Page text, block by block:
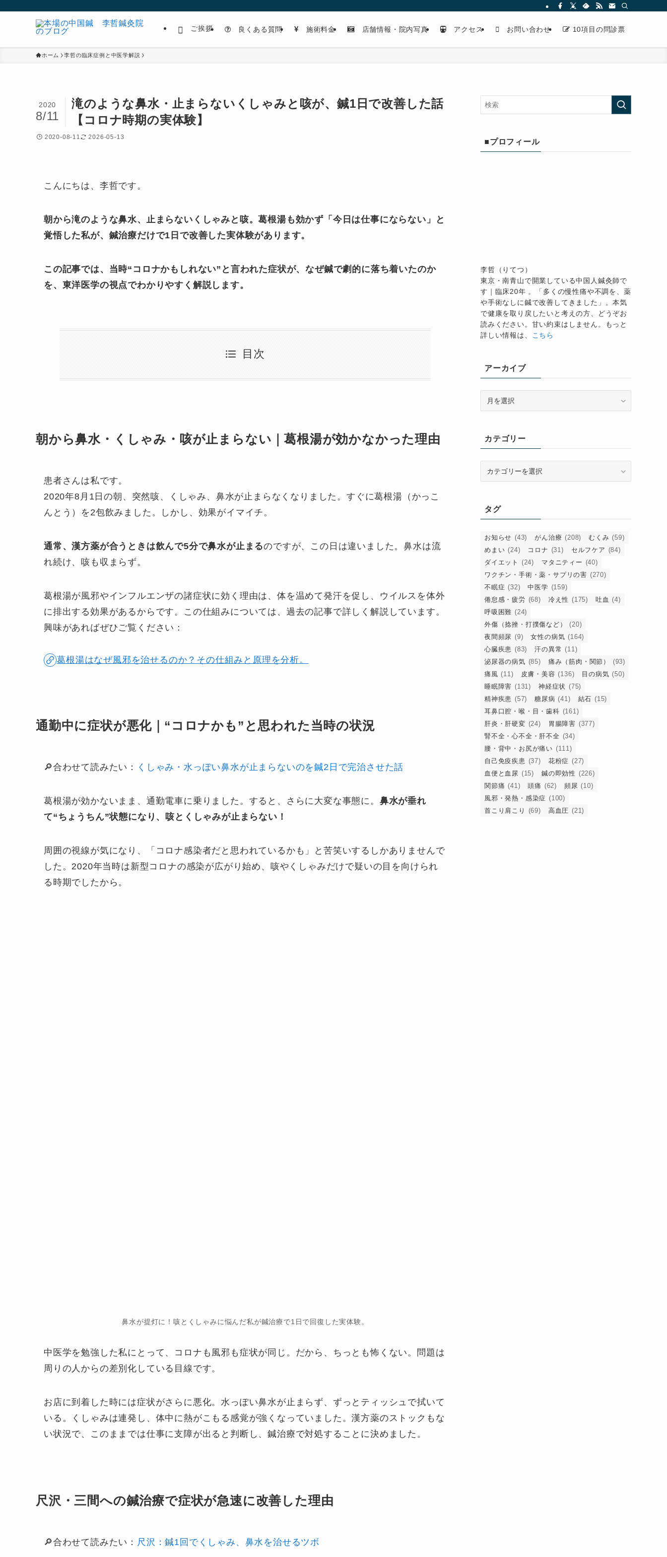
ご挨拶 良くある質問 施術料金 店舗情報・院内写真 アクセス お問い合わせ 10項目の問診票
ホーム 李哲の臨床症例と中医学解説
滝のような鼻水・止まらないくしゃみと咳が、鍼1日で改善した話
【コロナ時期の実体験】
2020
8/11
2020-08-11 2026-05-13
こんにちは、李哲です。
朝から滝のような鼻水、止まらないくしゃみと咳。葛根湯も効かず「今日は仕事にならない」と
覚悟した私が、鍼治療だけで1日で改善した実体験があります。
この記事では、当時“コロナかもしれない”と言われた症状が、なぜ鍼で劇的に落ち着いたのか
を、東洋医学の視点でわかりやすく解説します。
目次
朝から鼻水・くしゃみ・咳が止まらない｜葛根湯が効かなかった理由
患者さんは私です。
2020年8月1日の朝、突然咳、くしゃみ、鼻水が止まらなくなりました。すぐに葛根湯（かっこ
んとう）を2包飲みました。しかし、効果がイマイチ。
通常、漢方薬が合うときは飲んで5分で鼻水が止まるのですが、この日は違いました。鼻水は流
れ続け、咳も収まらず。
葛根湯が風邪やインフルエンザの諸症状に効く理由は、体を温めて発汗を促し、ウイルスを体外
に排出する効果があるからです。この仕組みについては、過去の記事で詳しく解説しています。
興味があればぜひご覧ください：
葛根湯はなぜ風邪を治せるのか？その仕組みと原理を分析。
通勤中に症状が悪化｜“コロナかも”と思われた当時の状況
🔎合わせて読みたい： くしゃみ・水っぽい鼻水が止まらないのを鍼2日で完治させた話
葛根湯が効かないまま、通勤電車に乗りました。すると、さらに大変な事態に。 鼻水が垂れ
て“ちょうちん”状態になり、咳とくしゃみが止まらない！
周囲の視線が気になり、「コロナ感染者だと思われているかも」と苦笑いするしかありませんで
した。2020年当時は新型コロナの感染が広がり始め、咳やくしゃみだけで疑いの目を向けられ
る時期でしたから。
鼻水が提灯に！咳とくしゃみに悩んだ私が鍼治療で1日で回復した実体験。
中医学を勉強した私にとって、コロナも風邪も症状が同じ。だから、ちっとも怖くない。問題は
周りの人からの差別化している目線です。
お店に到着した時には症状がさらに悪化。水っぽい鼻水が止まらず、ずっとティッシュで拭いて
いる。くしゃみは連発し、体中に熱がこもる感覚が強くなっていました。漢方薬のストックもな
い状況で、このままでは仕事に支障が出ると判断し、鍼治療で対処することに決めました。
尺沢・三間への鍼治療で症状が急速に改善した理由
🔎合わせて読みたい： 尺沢：鍼1回でくしゃみ、鼻水を治せるツボ
■プロフィール
李哲（りてつ）
東京・南青山で開業している中国人鍼灸師で
す｜臨床20年 。「多くの慢性痛や不調を、薬
や手術なしに鍼で改善してきました」。本気
で健康を取り戻したいと考えの方、どうぞお
読みください。甘い約束はしません。もっと
詳しい情報は、 こちら
アーカイブ
ブカテゴリー
ータグ
お知らせ (43) がん治療 (208) むくみ (59)
めまい (24) コロナ (31) セルフケア (84)
ダイエット
(24) マタニティー (40)
ワクチン・手術・薬・サプリの害 (270)
不眠症 (32) 中医学 (159)
倦怠感・疲労 (68) 冷え性 (175) 吐血 (4)
呼吸困難 (24)
外傷（捻挫・打撲傷など）
(20)
夜間頻尿 (9) 女性の病気 (164)
心臓疾患 (83) 汗の異常 (11)
泌尿器の病気 (85) 痛み（筋肉・関節）
(93)
痛風 (11) 皮膚・美容 (136) 目の病気 (50)
睡眠障害 (131) 神経症状 (75)
精神疾患 (57) 糖尿病 (41) 結石 (15)
耳鼻口腔・喉・目・歯科 (161)
肝炎・肝硬変 (24) 胃腸障害 (377)
腎不全・心不全・肝不全 (34)
腰・背中・お尻が痛い (111)
自己免疫疾患 (37) 花粉症 (27)
血便と血尿 (15) 鍼の即効性 (226)
関節痛 (41) 頭痛 (62) 頻尿 (10)
風邪・発熱・感染症 (100)
首こり肩こり
(69) 高血圧 (21)